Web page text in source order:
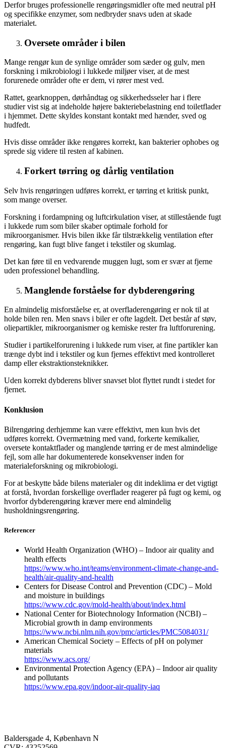
Derfor bruges professionelle rengøringsmidler ofte med neutral pH
og specifikke enzymer, som nedbryder snavs uden at skade
materialet.
Oversete områder i bilen
Mange rengør kun de synlige områder som sæder og gulv, men
forskning i mikrobiologi i lukkede miljøer viser, at de mest
forurenede områder ofte er dem, vi rører mest ved.
Rattet, gearknoppen, dørhåndtag og sikkerhedsseler har i flere
studier vist sig at indeholde højere bakteriebelastning end toiletflader
i hjemmet. Dette skyldes konstant kontakt med hænder, sved og
hudfedt.
Hvis disse områder ikke rengøres korrekt, kan bakterier ophobes og
sprede sig videre til resten af kabinen.
Forkert tørring og dårlig ventilation
Selv hvis rengøringen udføres korrekt, er tørring et kritisk punkt,
som mange overser.
Forskning i fordampning og luftcirkulation viser, at stillestående fugt
i lukkede rum som biler skaber optimale forhold for
mikroorganismer. Hvis bilen ikke får tilstrækkelig ventilation efter
rengøring, kan fugt blive fanget i tekstiler og skumlag.
Det kan føre til en vedvarende muggen lugt, som er svær at fjerne
uden professionel behandling.
Manglende forståelse for dybderengøring
En almindelig misforståelse er, at overfladerengøring er nok til at
holde bilen ren. Men snavs i biler er ofte lagdelt. Det består af støv,
oliepartikler, mikroorganismer og kemiske rester fra luftforurening.
Studier i partikelforurening i lukkede rum viser, at fine partikler kan
trænge dybt ind i tekstiler og kun fjernes effektivt med kontrolleret
damp eller ekstraktionsteknikker.
Uden korrekt dybderens bliver snavset blot flyttet rundt i stedet for
fjernet.
Konklusion
Bilrengøring derhjemme kan være effektivt, men kun hvis det
udføres korrekt. Overmætning med vand, forkerte kemikalier,
oversete kontaktflader og manglende tørring er de mest almindelige
fejl, som alle har dokumenterede konsekvenser inden for
materialeforskning og mikrobiologi.
For at beskytte både bilens materialer og dit indeklima er det vigtigt
at forstå, hvordan forskellige overflader reagerer på fugt og kemi, og
hvorfor dybderengøring kræver mere end almindelig
husholdningsrengøring.
Referencer
World Health Organization (WHO) – Indoor air quality and
health effects
https://www.who.int/teams/environment-climate-change-and-
health/air-quality-and-health
Centers for Disease Control and Prevention (CDC) – Mold
and moisture in buildings
https://www.cdc.gov/mold-health/about/index.html
National Center for Biotechnology Information (NCBI) –
Microbial growth in damp environments
https://www.ncbi.nlm.nih.gov/pmc/articles/PMC5084031/
American Chemical Society – Effects of pH on polymer
materials
https://www.acs.org/
Environmental Protection Agency (EPA) – Indoor air quality
and pollutants
https://www.epa.gov/indoor-air-quality-iaq
Baldersgade 4, København N